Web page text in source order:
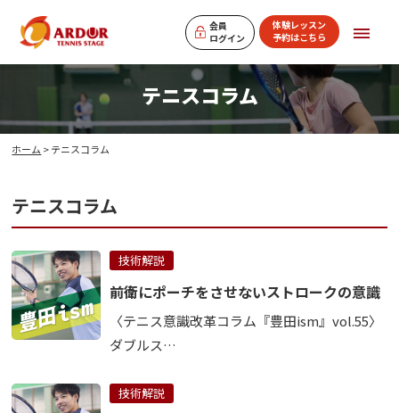
会員
ログイン
体験レッスン
予約はこちら
テニスコラム
ホーム > テニスコラム
テニスコラム
技術解説
前衛にポーチをさせないストロークの意識
〈テニス意識改革コラム『豊田ism』vol.55〉
ダブルス…
技術解説